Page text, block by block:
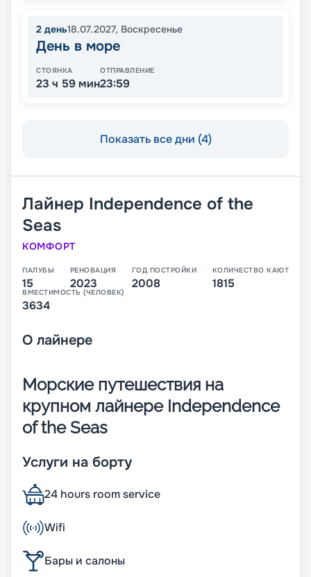
2 день18.07.2027, Воскресенье
День в море
СТОЯНКА
23 ч 59 мин
ОТПРАВЛЕНИЕ
23:59
Показать все дни (4)
Лайнер Independence of the
Seas
КОМФОРТ
ПАЛУБЫ
15
РЕНОВАЦИЯ
2023
ГОД ПОСТРОЙКИ
2008
КОЛИЧЕСТВО КАЮТ
1815
ВМЕСТИМОСТЬ (ЧЕЛОВЕК)
3634
О лайнере
Морские путешествия на
крупном лайнере Independence
of the Seas
Лайнер Independence of the Seas – одно из
престижнейших и крупнейших круизных судов
компании Royal Caribbean International.
Построено оно в Финляндии в 2008 году, а уже
конструкцию корабля были введены
появились виртуальные балконы. Вдоль всего
судна тянется прогулочная улица. На ней
Услуги на борту
24 hours room service
Wifi
Бары и салоны